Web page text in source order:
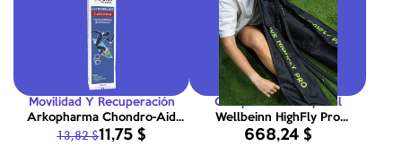
Movilidad Y Recuperación
Arkopharma Chondro-Aid
Flash Crema 60 ml
13,82 $11,75 $
Composición Corporal
Wellbeinn HighFly Pro
Compression Therapy Boots
668,24 $